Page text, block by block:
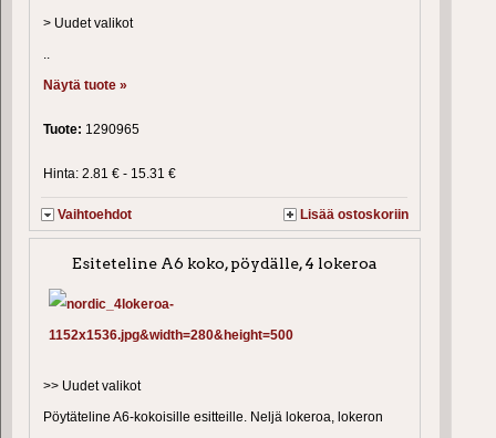
> Uudet valikot
..
Näytä tuote »
Tuote: 1290965
Hinta: 2.81 € - 15.31 €
Vaihtoehdot Lisää ostoskoriin
Esiteteline A6 koko, pöydälle, 4 lokeroa
>> Uudet valikot
Pöytäteline A6-kokoisille esitteille. Neljä lokeroa, lokeron